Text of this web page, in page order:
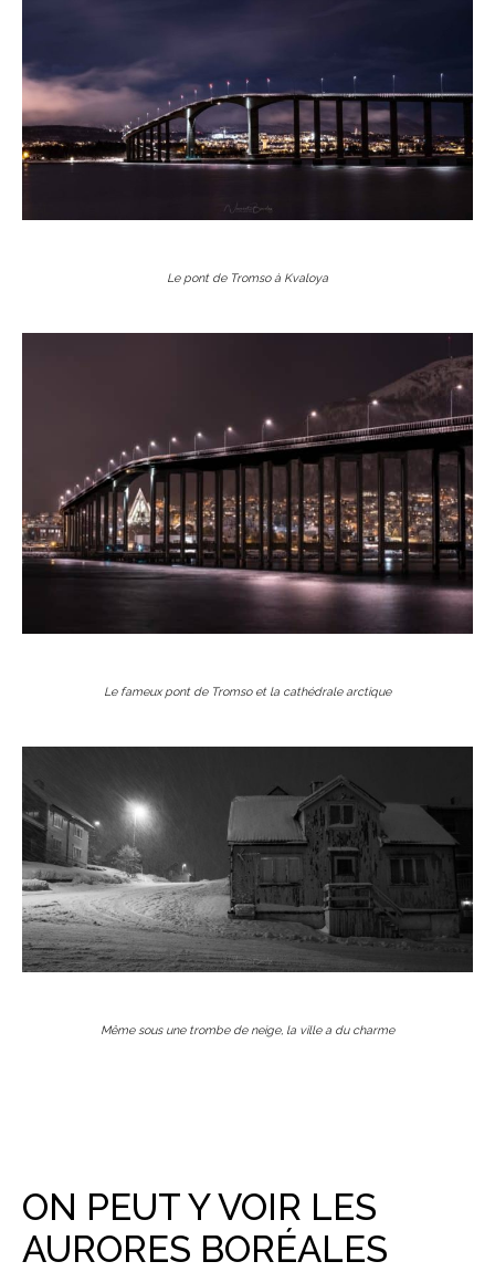
Le pont de Tromso à Kvaloya
Le fameux pont de Tromso et la cathédrale arctique
Même sous une trombe de neige, la ville a du charme
ON PEUT Y VOIR LES
AURORES BORÉALES